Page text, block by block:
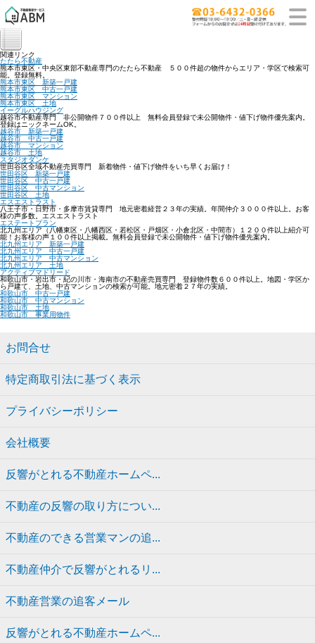
関連リンク
たたら不動産
熊本市東区・中央区東部不動産専門のたたら不動産 ５００件超の物件からエリア・学区で検索可
能。登録無料。
熊本市東区 新築一戸建
熊本市東区 中古一戸建
熊本市東区 マンション
熊本市東区 土地
イーグルハウジング
越谷市不動産専門 非公開物件７００件以上 無料会員登録で未公開物件・値下げ物件優先案内。
登録はニックネームOK。
越谷市 新築一戸建
越谷市 中古一戸建
越谷市 マンション
越谷市 土地
スタジオダンケ
世田谷区全域不動産売買専門 新着物件・値下げ物件をいち早くお届け！
世田谷区 新築一戸建
世田谷区 中古一戸建
世田谷区 中古マンション
世田谷区 土地
エスエストラスト
八王子市・日野市・多摩市賃貸専門 地元密着経営２３年の実績。年間仲介３０００件以上。お客
様の声多数。エスエストラスト
エステートプラン
北九州エリア（八幡東区・八幡西区・若松区・戸畑区・小倉北区・中間市）１２００件以上紹介可
能！お客様の声１００件以上掲載。無料会員登録で未公開物件・値下げ物件優先案内。
北九州エリア 新築一戸建
北九州エリア 中古一戸建
北九州エリア 中古マンション
北九州エリア 土地
アクティブマドリード
和歌山市・岩出市・紀の川市・海南市の不動産売買専門 登録物件数６００件以上。地図・学区か
ら戸建て、土地、中古マンションの検索が可能。地元密着２７年の実績。
和歌山市 中古一戸建
和歌山市 中古マンション
和歌山市 土地
和歌山市 事業用物件
お問合せ
特定商取引法に基づく表示
プライバシーポリシー
会社概要
反響がとれる不動産ホームペ...
不動産の反響の取り方につい...
不動産のできる営業マンの追...
不動産仲介で反響がとれるリ...
不動産営業の追客メール
反響がとれる不動産ホームペ...